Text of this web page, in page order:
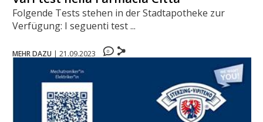
Folgende Tests stehen in der Stadtapotheke zur
Verfügung: I seguenti test ...
MEHR DAZU | 21.09.2023 0